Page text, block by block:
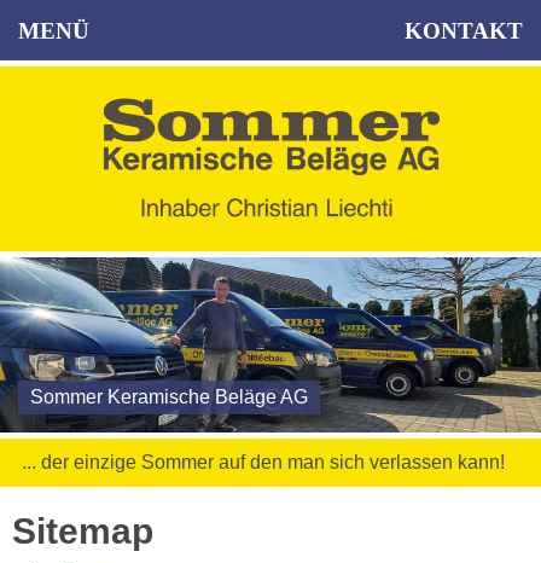
KONTAKT
MENÜ
Sommer Keramische Beläge AG
... der einzige Sommer auf den man sich verlassen kann!
Sitemap